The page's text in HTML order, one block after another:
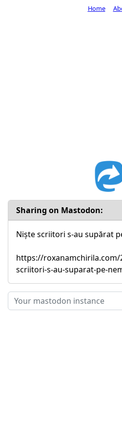
Sharing on Mastodon:
Niște scriitori s-au supărat
https://roxanamchirila.com/
scriitori-s-au-suparat-pe-
Home